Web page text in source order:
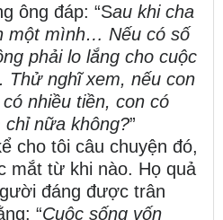
ông đáp: “Sau khi cha
một mình… Nếu có số
phải lo lắng cho cuộc
Thử nghĩ xem, nếu con
nhiều tiền, con có
chỉ nữa không?”
cho tôi câu chuyện đó,
mắt từ khi nào. Họ quả
đáng được trân
“Cuộc sống vốn